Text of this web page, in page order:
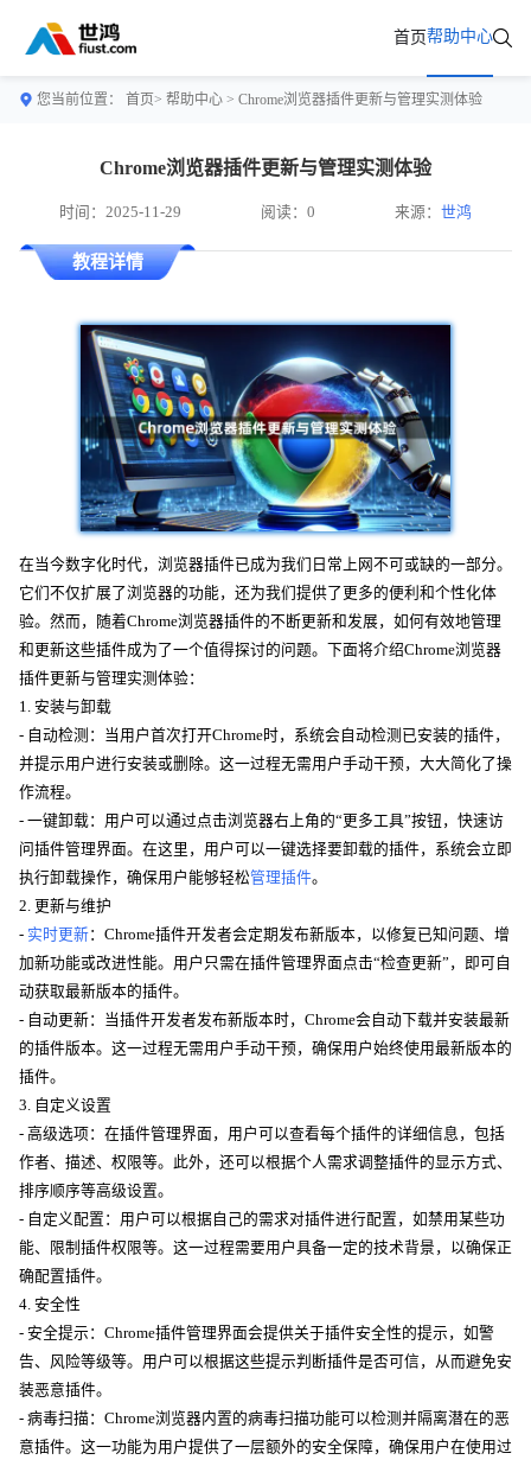
首页帮助中心
您当前位置： 首页> 帮助中心 > Chrome浏览器插件更新与管理实测体验
Chrome浏览器插件更新与管理实测体验
时间：2025-11-29 阅读：0 来源：世鸿
教程详情
在当今数字化时代，浏览器插件已成为我们日常上网不可或缺的一部分。
它们不仅扩展了浏览器的功能，还为我们提供了更多的便利和个性化体
验。然而，随着Chrome浏览器插件的不断更新和发展，如何有效地管理
和更新这些插件成为了一个值得探讨的问题。下面将介绍Chrome浏览器
插件更新与管理实测体验：
1. 安装与卸载
- 自动检测：当用户首次打开Chrome时，系统会自动检测已安装的插件，
并提示用户进行安装或删除。这一过程无需用户手动干预，大大简化了操
作流程。
- 一键卸载：用户可以通过点击浏览器右上角的“更多工具”按钮，快速访
问插件管理界面。在这里，用户可以一键选择要卸载的插件，系统会立即
执行卸载操作，确保用户能够轻松管理插件。
2. 更新与维护
- 实时更新：Chrome插件开发者会定期发布新版本，以修复已知问题、增
加新功能或改进性能。用户只需在插件管理界面点击“检查更新”，即可自
动获取最新版本的插件。
- 自动更新：当插件开发者发布新版本时，Chrome会自动下载并安装最新
的插件版本。这一过程无需用户手动干预，确保用户始终使用最新版本的
插件。
3. 自定义设置
- 高级选项：在插件管理界面，用户可以查看每个插件的详细信息，包括
作者、描述、权限等。此外，还可以根据个人需求调整插件的显示方式、
排序顺序等高级设置。
- 自定义配置：用户可以根据自己的需求对插件进行配置，如禁用某些功
能、限制插件权限等。这一过程需要用户具备一定的技术背景，以确保正
确配置插件。
4. 安全性
- 安全提示：Chrome插件管理界面会提供关于插件安全性的提示，如警
告、风险等级等。用户可以根据这些提示判断插件是否可信，从而避免安
装恶意插件。
- 病毒扫描：Chrome浏览器内置的病毒扫描功能可以检测并隔离潜在的恶
意插件。这一功能为用户提供了一层额外的安全保障，确保用户在使用过